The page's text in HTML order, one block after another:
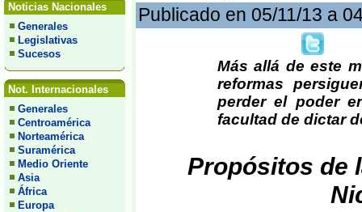
Noticias Nacionales
Generales
Legislativas
Sucesos
Not. Internacionales
Generales
Centroamérica
Norteamérica
Suramérica
Medio Oriente
Asia
África
Europa
Publicado en 05/11/13 a
Más allá de este
reformas
perder el poder
facultad de dictar
Propósitos de